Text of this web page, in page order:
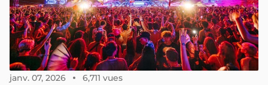
janv. 07, 2026 6,711 vues